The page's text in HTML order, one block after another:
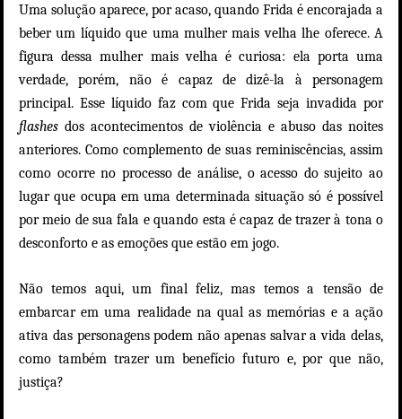
Uma solução aparece, por acaso, quando Frida é encorajada a
beber um líquido que uma mulher mais velha lhe oferece. A
figura dessa mulher mais velha é curiosa: ela porta uma
verdade, porém, não é capaz de dizê-la à personagem
principal. Esse líquido faz com que Frida seja invadida por
flashes dos acontecimentos de violência e abuso das noites
anteriores. Como complemento de suas reminiscências, assim
como ocorre no processo de análise, o acesso do sujeito ao
lugar que ocupa em uma determinada situação só é possível
por meio de sua fala e quando esta é capaz de trazer à tona o
desconforto e as emoções que estão em jogo.
Não temos aqui, um final feliz, mas temos a tensão de
embarcar em uma realidade na qual as memórias e a ação
ativa das personagens podem não apenas salvar a vida delas,
como também trazer um benefício futuro e, por que não,
justiça?